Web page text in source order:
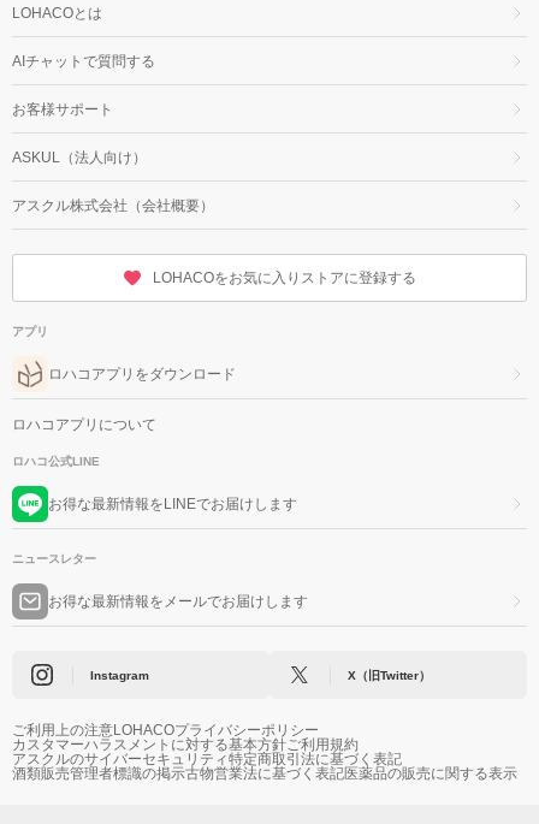
LOHACOとは
AIチャットで質問する
お客様サポート
ASKUL（法人向け）
アスクル株式会社（会社概要）
LOHACOをお気に入りストアに登録する
アプリ
ロハコアプリをダウンロード
ロハコアプリについて
ロハコ公式LINE
お得な最新情報をLINEでお届けします
ニュースレター
お得な最新情報をメールでお届けします
Instagram X（旧Twitter）
ご利用上の注意LOHACOプライバシーポリシー
カスタマーハラスメントに対する基本方針ご利用規約
アスクルのサイバーセキュリティ特定商取引法に基づく表記
酒類販売管理者標識の掲示古物営業法に基づく表記医薬品の販売に関する表示